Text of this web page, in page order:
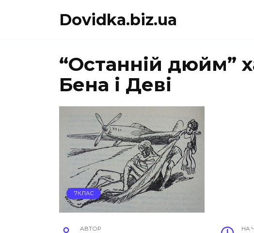
Dovidka.biz.ua
“Останній дюйм”
Бена і Деві
7КЛАС
АВТОР НА